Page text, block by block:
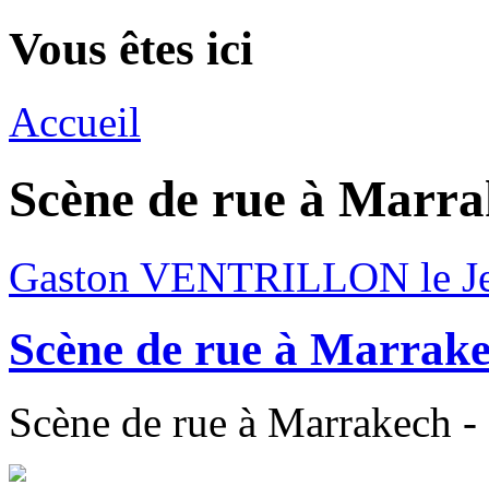
Vous êtes ici
Accueil
Scène de rue à
Gaston VENTRILLON le
Scène de rue à
Scène de rue à Marrakech